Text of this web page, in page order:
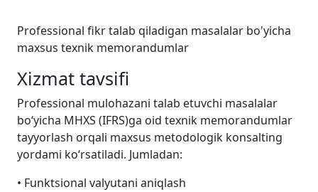
Professional fikr talab qiladigan masalalar bo'yicha
maxsus texnik memorandumlar
Xizmat tavsifi
Professional mulohazani talab etuvchi masalalar
bo‘yicha MHXS (IFRS)ga oid texnik memorandumlar
tayyorlash orqali maxsus metodologik konsalting
yordami ko‘rsatiladi. Jumladan:
• Funktsional valyutani aniqlash